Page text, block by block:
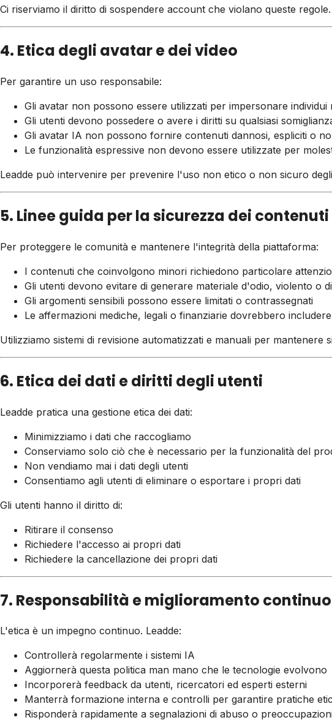
Ci riserviamo il diritto di sospendere account che violano queste regole.
4. Etica degli avatar e dei video
Per garantire un uso responsabile:
Gli avatar non possono essere utilizzati per impersonare
Gli utenti devono possedere o avere i diritti su qualsiasi
Gli avatar IA non possono fornire contenuti dannosi, espliciti o
Le funzionalità espressive non devono essere utilizzate per
Leadde può intervenire per prevenire l'uso non etico o non sicuro
5. Linee guida per la sicurezza dei contenuti
Per proteggere le comunità e mantenere l'integrità della piattaforma:
I contenuti che coinvolgono minori richiedono particolare
Gli utenti devono evitare di generare materiale d'odio, violento o
Gli argomenti sensibili possono essere limitati o contrassegnati
Le affermazioni mediche, legali o finanziarie dovrebbero
Utilizziamo sistemi di revisione automatizzati e manuali per mantenere
6. Etica dei dati e diritti degli utenti
Leadde pratica una gestione etica dei dati:
Minimizziamo i dati che raccogliamo
Conserviamo solo ciò che è necessario per la funzionalità del
Non vendiamo mai i dati degli utenti
Consentiamo agli utenti di eliminare o esportare i propri dati
Gli utenti hanno il diritto di:
Ritirare il consenso
Richiedere l'accesso ai propri dati
Richiedere la cancellazione dei propri dati
7. Responsabilità e miglioramento continuo
L'etica è un impegno continuo. Leadde:
Controllerà regolarmente i sistemi IA
Aggiornerà questa politica man mano che le tecnologie evolvono
Incorporerà feedback da utenti, ricercatori ed esperti esterni
Manterrà formazione interna e controlli per garantire pratiche
Risponderà rapidamente a segnalazioni di abuso o